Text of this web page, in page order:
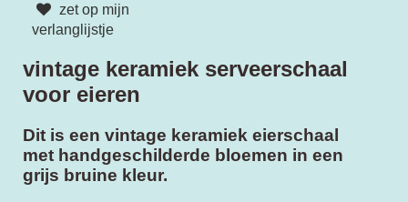
zet op mijn
verlanglijstje
vintage keramiek serveerschaal
voor eieren
Dit is een vintage keramiek eierschaal
met handgeschilderde bloemen in een
grijs bruine kleur.